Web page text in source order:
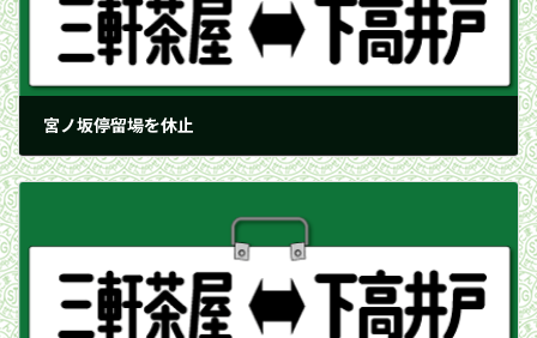
宮ノ坂停留場を休止
1943年7月1日